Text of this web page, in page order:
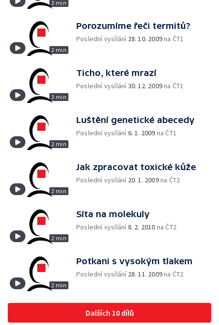
3 min
2 min
Porozumíme řeči termitů?
Poslední vysílání 28. 10. 2009na ČT1
3 min
Ticho, které mrazí
Poslední vysílání30. 12. 2009na ČT1
2 min
Luštění genetické abecedy
Poslední vysílání6. 1. 2009 na ČT1
2 min
Jak zpracovat toxické kůže
Poslední vysílání 20. 1. 2009na ČT2
2 min
Síta na molekuly
Poslední vysílání8. 2. 2010 na ČT2
2 min
Potkani s vysokým tlakem
Poslední vysílání 28. 11. 2009na ČT2
Dalších 10 dílů